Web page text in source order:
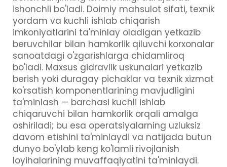
ishonchli bo'ladi. Doimiy mahsulot sifati, texnik
yordam va kuchli ishlab chiqarish
imkoniyatlarini ta'minlay oladigan yetkazib
beruvchilar bilan hamkorlik qiluvchi korxonalar
sanoatdagi o'zgarishlarga chidamliroq
bo'ladi. Maxsus gidravlik uskunalari yetkazib
berish yoki duragay pichaklar va texnik xizmat
ko'rsatish komponentlarining mavjudligini
ta'minlash — barchasi kuchli ishlab
chiqaruvchi bilan hamkorlik orqali amalga
oshiriladi; bu esa operatsiyalarning uzluksiz
davom etishini ta'minlaydi va natijada butun
dunyo bo'ylab keng ko'lamli rivojlanish
loyihalarining muvaffaqiyatini ta'minlaydi.